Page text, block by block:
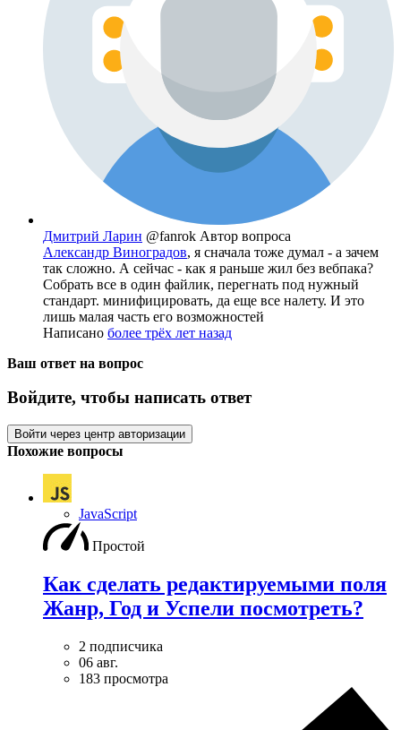
Дмитрий Ларин @fanrok Автор вопроса
Александр Виноградов, я сначала тоже думал - а зачем
так сложно. А сейчас - как я раньше жил без вебпака?
Собрать все в один файлик, перегнать под нужный
стандарт. минифицировать, да еще все налету. И это
лишь малая часть его возможностей
Написано более трёх лет назад
Ваш ответ на вопрос
Войдите, чтобы написать ответ
Войти через центр авторизации
Похожие вопросы
JavaScript
Простой
Как сделать редактируемыми поля
Жанр, Год и Успели посмотреть?
2 подписчика
06 авг.
183 просмотра